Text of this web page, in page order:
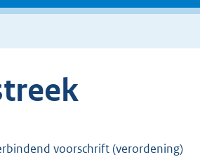
voorschrift (verordening)